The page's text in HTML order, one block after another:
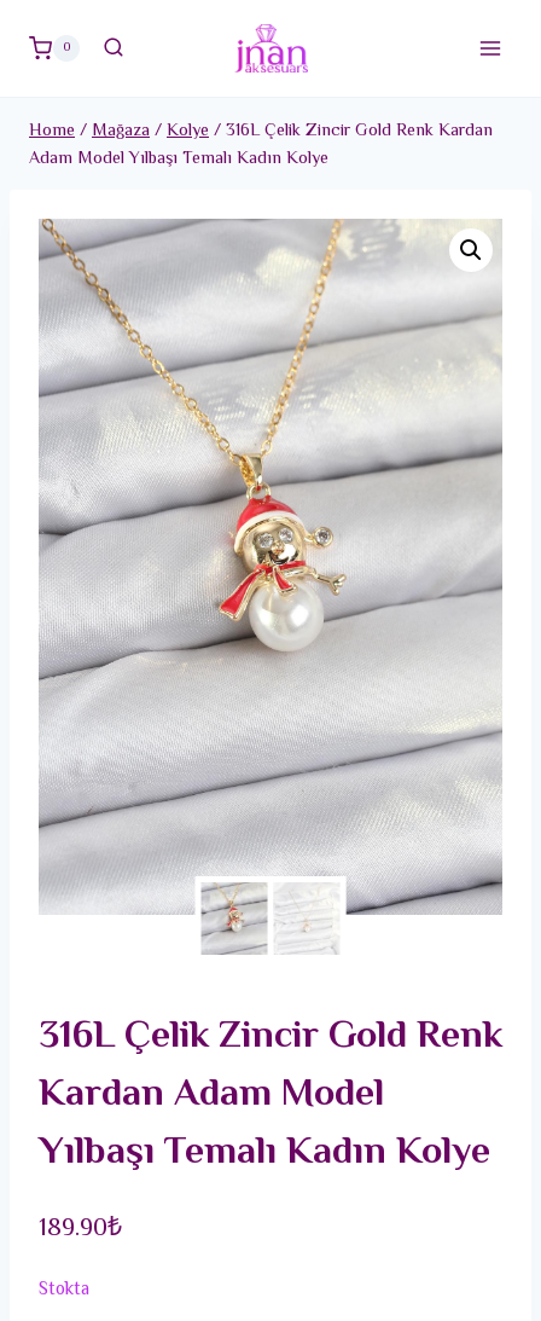
0
Home/Mağaza/Kolye/316L Çelik Zincir Gold Renk Kardan
Adam Model Yılbaşı Temalı Kadın Kolye
316L Çelik Zincir Gold Renk
Kardan Adam Model
Yılbaşı Temalı Kadın Kolye
189.90₺
Stokta